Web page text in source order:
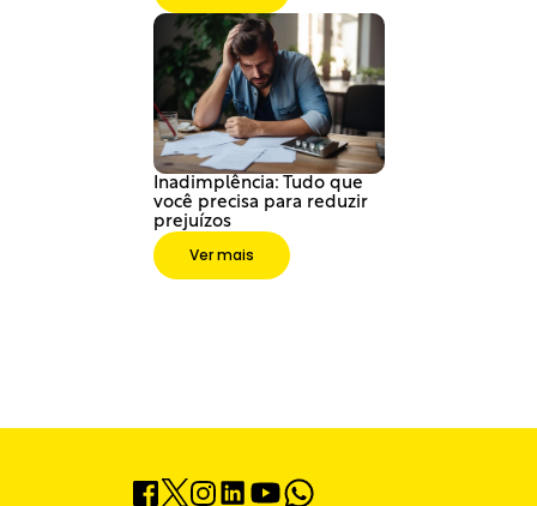
Inadimplência: Tudo que
você precisa para reduzir
prejuízos
Ver mais